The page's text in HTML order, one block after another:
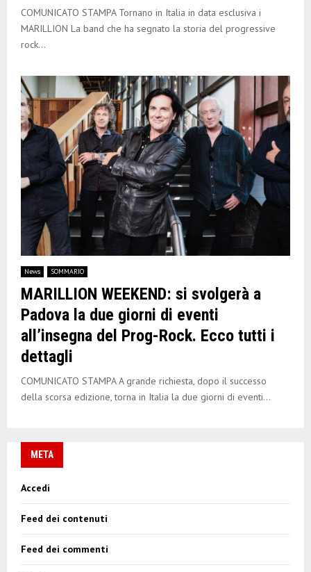
COMUNICATO STAMPA Tornano in Italia in data esclusiva i
MARILLION La band che ha segnato la storia del progressive
rock...
News SOMMARIO
MARILLION WEEKEND: si svolgerà a
Padova la due giorni di eventi
all’insegna del Prog-Rock. Ecco tutti i
dettagli
COMUNICATO STAMPA A grande richiesta, dopo il successo
della scorsa edizione, torna in Italia la due giorni di eventi...
META
Accedi
Feed dei contenuti
Feed dei commenti